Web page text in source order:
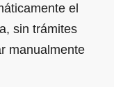
el
sin trámites
manualmente